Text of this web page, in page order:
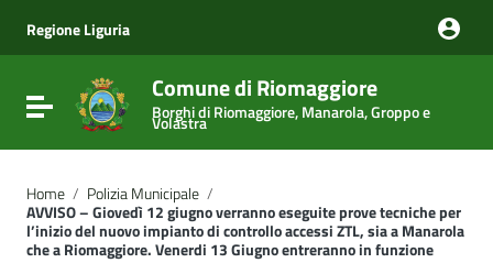
Vai al menu di navigazione
Vai al footer
Regione Liguria
Attiva / disattiva la navigazione
Comune di Riomaggiore
Borghi di Riomaggiore, Manarola, Groppo e
Volastra
Home / Polizia Municipale /
AVVISO – Giovedì 12 giugno verranno eseguite prove tecniche per
l’inizio del nuovo impianto di controllo accessi ZTL, sia a Manarola
che a Riomaggiore. Venerdi 13 Giugno entreranno in funzione